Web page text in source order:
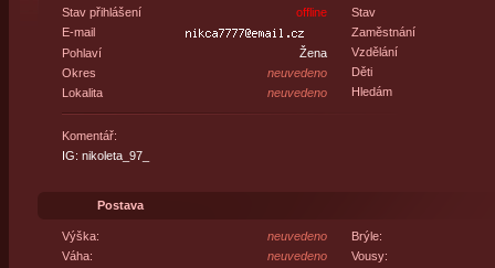
Stav přihlášení
offline
E-mail
Pohlaví
Žena
Okres
neuvedeno
Lokalita
neuvedeno
Stav
Zaměstnání
Vzdělání
Děti
Hledám
Komentář:
IG: nikoleta_97_
Postava
Výška:
neuvedeno
Váha:
neuvedeno
Brýle:
Vousy: